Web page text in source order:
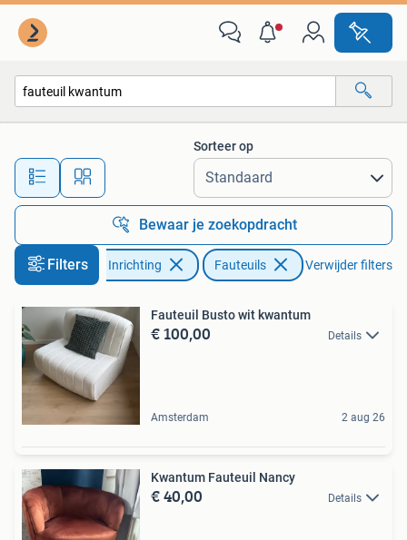
Alle afstanden…
Sorteer op
Bewaar je zoekopdracht
Filters
Huis en Inrichting Fauteuils Verwijder filters
Fauteuil Busto wit kwantum
€ 100,00 Details
Amsterdam 2 aug 26
Kwantum Fauteuil Nancy
€ 40,00 Details